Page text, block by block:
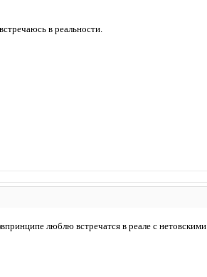
в реальности.
люблю встречатся в реале с нетовскими